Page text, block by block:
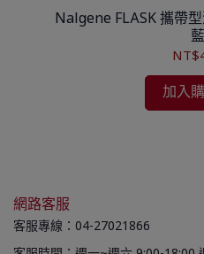
Nalgene FLASK 攜帶
藍
加入
網路客服
客服專線：04-27021866